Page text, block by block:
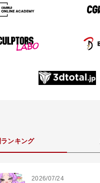
ンキング
2026/07/24